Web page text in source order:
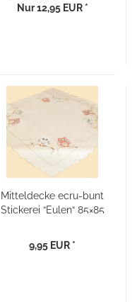
Nur 12,95 EUR *
Mitteldecke ecru-bunt
Stickerei “Eulen“ 85×85
9,95 EUR *